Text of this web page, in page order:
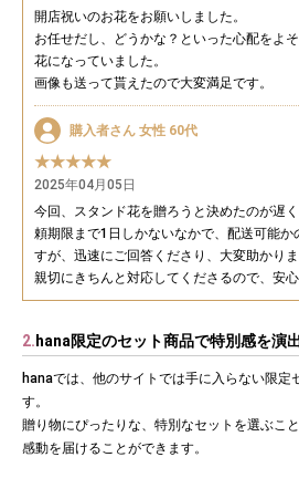
開店祝いのお花をお願いしました。
お任せだし、どうかな？といった心配をよ
花になっていました。
画像も送って貰えたので大変満足です。
購入者さん 女性 60代
★★★★★
2025年04月05日
今回、スタンド花を贈ろうと決めたのが遅
頼期限まで1日しかないなかで、配送可能
すが、迅速にご回答くださり、大変助かりま
親切にきちんと対応してくださるので、安
2. hana限定のセット商品で特別感を演
hanaでは、他のサイトでは手に入らない限定
す。
贈り物にぴったりな、特別なセットを選ぶこ
感動を届けることができます。